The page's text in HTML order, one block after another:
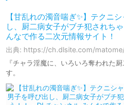
【甘乱れの濁音喘ぎ✨】テクニ
し、厨二病女子がブチ犯されち
んなで作る二次元情報サイト！
出典: https://ch.dlsite.com/
『チャラ淫魔に、いろいろ奪われた
す。